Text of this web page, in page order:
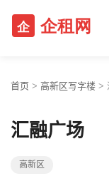
首页 > 高新区写字楼 >
汇融广场
高新区